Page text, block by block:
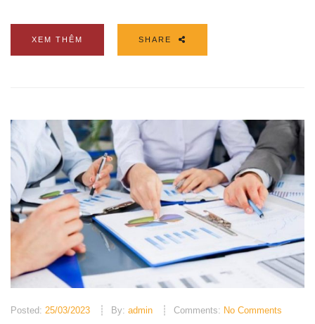
XEM THÊM SHARE
Posted: 25/03/2023 By: admin Comments: No Comments